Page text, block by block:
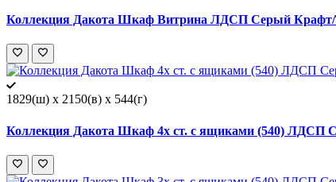
Коллекция Дакота Шкаф Витрина ЛДСП Серый Крафт/
1829(ш) x 2150(в) x 544(г)
Коллекция Дакота Шкаф 4х ст. с ящиками (540) ЛДСП